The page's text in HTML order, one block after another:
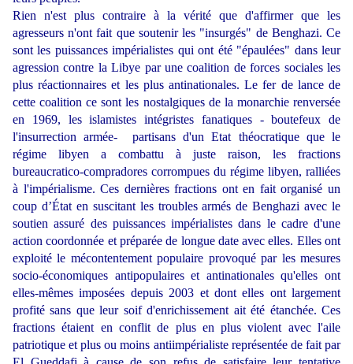
Rien n'est plus contraire à la vérité que d'affirmer que les
agresseurs n'ont fait que soutenir les "insurgés" de Benghazi. Ce
sont les puissances impérialistes qui ont été "épaulées" dans leur
agression contre la Libye par une coalition de forces sociales les
plus réactionnaires et les plus antinationales. Le fer de lance de
cette coalition ce sont les nostalgiques de la monarchie renversée
en 1969, les islamistes intégristes fanatiques - boutefeux de
l'insurrection armée- partisans d'un Etat théocratique que le
régime libyen a combattu à juste raison, les fractions
bureaucratico-compradores corrompues du régime libyen, ralliées
à l'impérialisme. Ces dernières fractions ont en fait organisé un
coup d’État en suscitant les troubles armés de Benghazi avec le
soutien assuré des puissances impérialistes dans le cadre d'une
action coordonnée et préparée de longue date avec elles. Elles ont
exploité le mécontentement populaire provoqué par les mesures
socio-économiques antipopulaires et antinationales qu'elles ont
elles-mêmes imposées depuis 2003 et dont elles ont largement
profité sans que leur soif d'enrichissement ait été étanchée. Ces
fractions étaient en conflit de plus en plus violent avec l'aile
patriotique et plus ou moins antiimpérialiste représentée de fait par